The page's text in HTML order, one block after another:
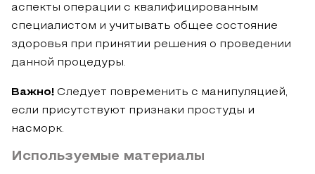
аспекты операции с квалифицированным
специалистом и учитывать общее состояние
здоровья при принятии решения о проведении
данной процедуры.
Важно! Следует повременить с манипуляцией,
если присутствуют признаки простуды и
насморк.
Используемые материалы